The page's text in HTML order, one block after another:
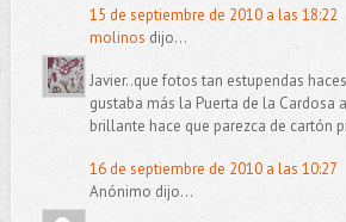
15 de septiembre de 2010 a las 18:22
molinos dijo...
Javier..que fotos tan estupendas
gustaba más la Puerta de la Cardosa
brillante hace que parezca de cartón
16 de septiembre de 2010 a las 10:27
Anónimo dijo...